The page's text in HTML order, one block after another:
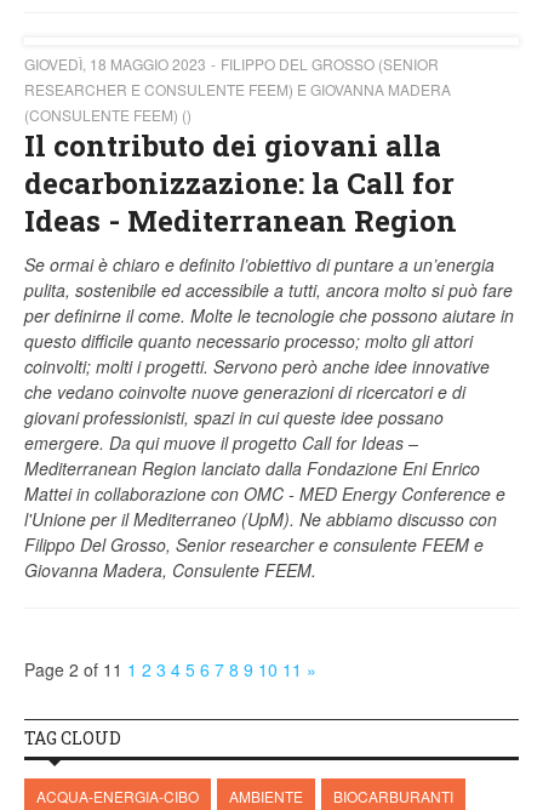
GIOVEDÌ, 18 MAGGIO 2023
FILIPPO DEL GROSSO (SENIOR
RESEARCHER E CONSULENTE FEEM) E GIOVANNA MADERA
(CONSULENTE FEEM) ()
Il contributo dei giovani alla
decarbonizzazione: la Call for
Ideas - Mediterranean Region
Se ormai è chiaro e definito l’obiettivo di puntare a un’energia
pulita, sostenibile ed accessibile a tutti, ancora molto si può fare
per definirne il come. Molte le tecnologie che possono aiutare in
questo difficile quanto necessario processo; molto gli attori
coinvolti; molti i progetti. Servono però anche idee innovative
che vedano coinvolte nuove generazioni di ricercatori e di
giovani professionisti, spazi in cui queste idee possano
emergere. Da qui muove il progetto Call for Ideas –
Mediterranean Region lanciato dalla Fondazione Eni Enrico
Mattei in collaborazione con OMC - MED Energy Conference e
l'Unione per il Mediterraneo (UpM). Ne abbiamo discusso con
Filippo Del Grosso, Senior researcher e consulente FEEM e
Giovanna Madera, Consulente FEEM.
Page 2 of 11 1 2 3 4 5 6 7 8 9 10 11 »
TAG CLOUD
ACQUA-ENERGIA-CIBO AMBIENTE BIOCARBURANTI